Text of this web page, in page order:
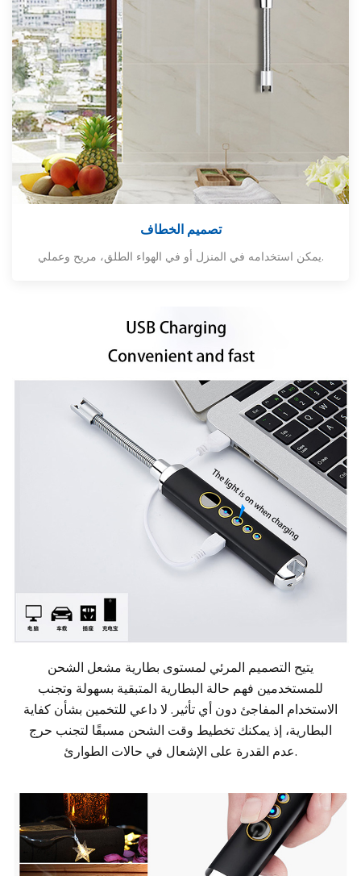
تصميم الخطاف
يمكن استخدامه في المنزل أو في الهواء الطلق، مريح وعملي.
يتيح التصميم المرئي لمستوى بطارية مشعل الشحن
للمستخدمين فهم حالة البطارية المتبقية بسهولة وتجنب
الاستخدام المفاجئ دون أي تأثير. لا داعي للتخمين بشأن كفاية
البطارية، إذ يمكنك تخطيط وقت الشحن مسبقًا لتجنب حرج
عدم القدرة على الإشعال في حالات الطوارئ.